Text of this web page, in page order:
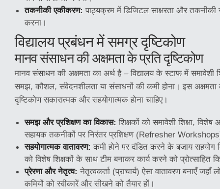
तकनीकी एकीकरण: पाठ्यक्रम में डिजिटल साक्षरता और तकनीकी
करना।
विद्यालय प्रबंधन में समग्र दृष्टिकोण
मानव संसाधन की अक्षमता के प्रति दृष्टिकोण
मानव संसाधन की अक्षमता का अर्थ है – विद्यालय के स्टाफ में समावेशी
समझ, कौशल, संवेदनशीलता या संसाधनों की कमी होना। इस अक्षमता
दृष्टिकोण सकारात्मक और सहयोगात्मक होना चाहिए।
समझ और प्रशिक्षण का विकास: शिक्षकों को समावेशी शिक्षा,
सहायक तकनीकों पर निरंतर प्रशिक्षण (Refresher
सहयोगात्मक वातावरण: कमी होने पर दंडित करने के बजाय सहयोग
को विशेष शिक्षकों के साथ टीम बनाकर कार्य करने को प्रोत्साहित
प्रेरणा और नेतृत्व: नेतृत्वकर्ता (प्राचार्य) ऐसा वातावरण बनाएँ
कमियों को स्वीकारें और सीखने को तैयार हों।